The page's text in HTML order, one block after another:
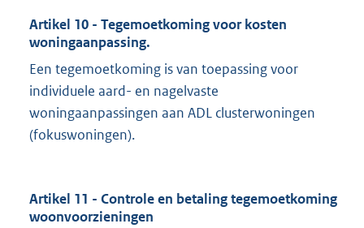
Artikel 10 - Tegemoetkoming voor kosten
woningaanpassing.
Een tegemoetkoming is van toepassing voor
individuele aard- en nagelvaste
woningaanpassingen aan ADL clusterwoningen
(fokuswoningen).
Artikel 11 - Controle en betaling tegemoetkoming
woonvoorzieningen